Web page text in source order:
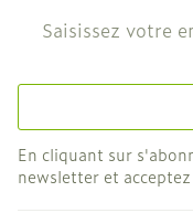
Adresse mail
En cliquant sur
newsletter et